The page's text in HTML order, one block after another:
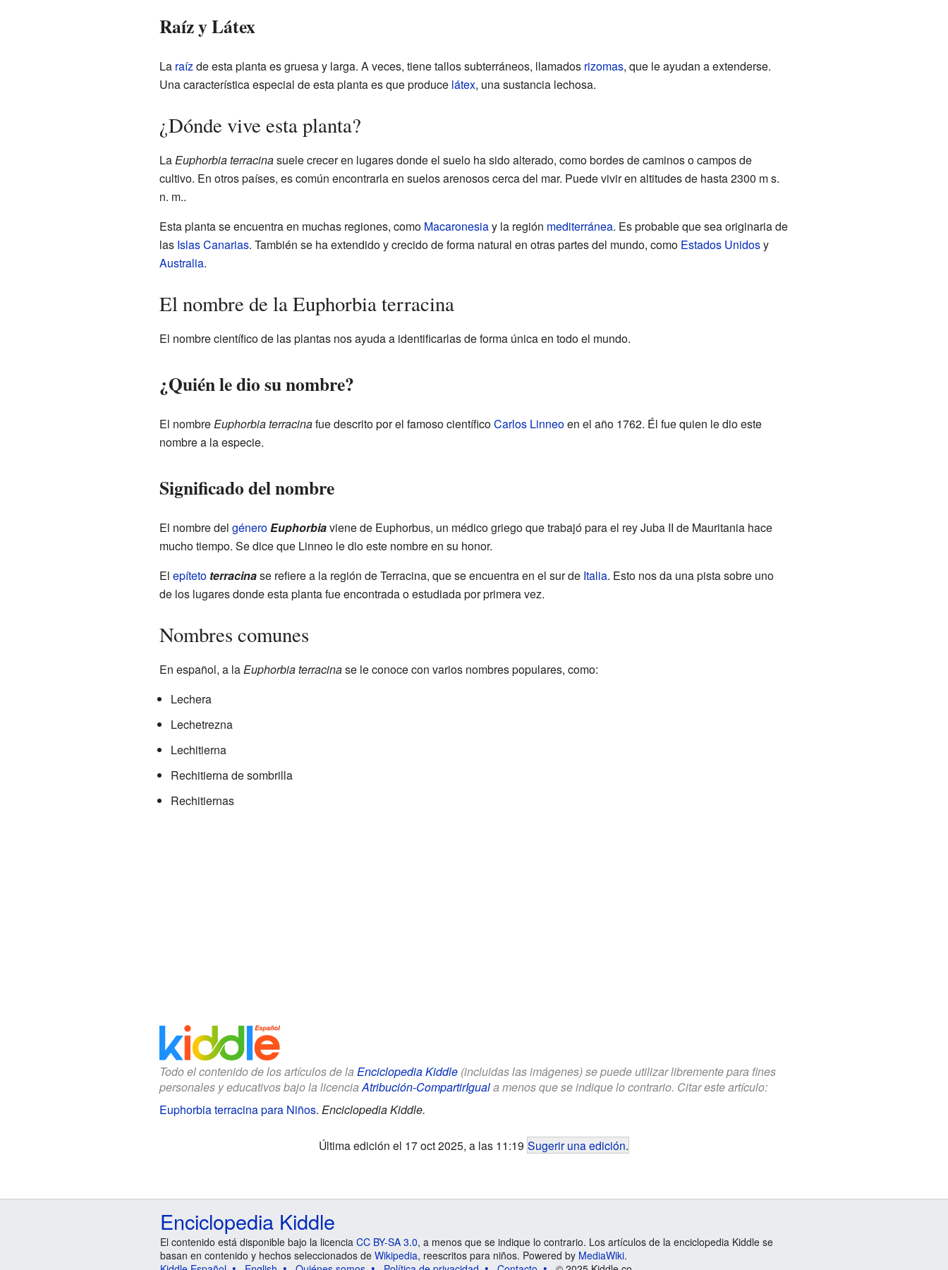
Raíz y Látex
La raízde esta planta es gruesa y larga. A veces, tiene tallos subterráneos, llamados rizomas, que le ayudan a extenderse.
Una característica especial de esta planta es que produce látex, una sustancia lechosa.
¿Dónde vive esta planta?
LaEuphorbia terracinasuele crecer en lugares donde el suelo ha sido alterado, como bordes de caminos o campos de
cultivo. En otros países, es común encontrarla en suelos arenosos cerca del mar. Puede vivir en altitudes de hasta 2300 m s.
n. m..
Esta planta se encuentra en muchas regiones, como Macaronesiay la región mediterránea. Es probable que sea originaria de
las Islas Canarias. También se ha extendido y crecido de forma natural en otras partes del mundo, como Estados Unidosy
Australia.
El nombre de la Euphorbia terracina
El nombre científico de las plantas nos ayuda a identificarlas de forma única en todo el mundo.
¿Quién le dio su nombre?
El nombreEuphorbia terracinafue descrito por el famoso científicoCarlos Linneoen el año 1762. Él fue quien le dio este
nombre a la especie.
Significado del nombre
El nombre del géneroEuphorbiaviene de Euphorbus, un médico griego que trabajó para el rey Juba II de Mauritania hace
mucho tiempo. Se dice que Linneo le dio este nombre en su honor.
El epíteto terracinase refiere a la región de Terracina, que se encuentra en el sur de Italia. Esto nos da una pista sobre uno
de los lugares donde esta planta fue encontrada o estudiada por primera vez.
Nombres comunes
En español, a laEuphorbia terracinase le conoce con varios nombres populares, como:
Lechera
Lechetrezna
Lechitierna
Rechitierna de sombrilla
Rechitiernas
Todo el contenido de los artículos de la Enciclopedia Kiddle(incluidas las imágenes) se puede utilizar libremente para fines
personales y educativos bajo la licenciaAtribución-CompartirIguala menos que se indique lo contrario. Citar este artículo:
Euphorbia terracina para Niños. Enciclopedia Kiddle.
Última edición el 17 oct 2025, a las 11:19 Sugerir una edición.
Enciclopedia Kiddle
El contenido está disponible bajo la licencia CC BY-SA 3.0, a menos que se indique lo contrario. Los artículos de la enciclopedia Kiddle se
basan en contenido y hechos seleccionados de Wikipedia, reescritos para niños. Powered by MediaWiki.